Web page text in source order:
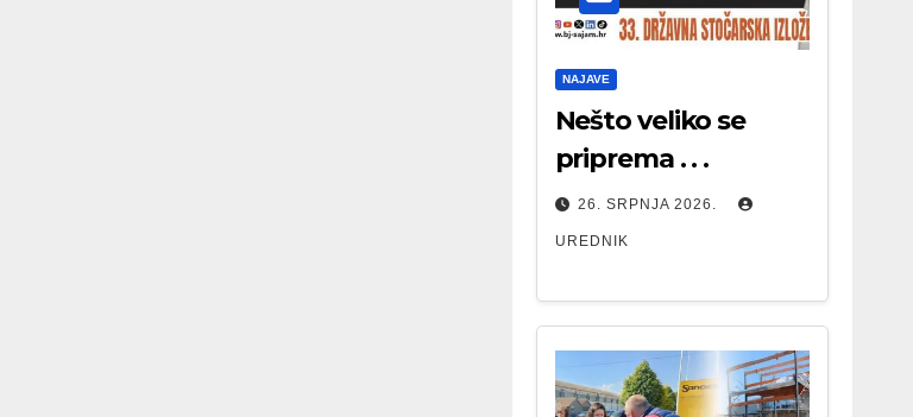
NAJAVE
Nešto veliko se
priprema . . .
26. SRPNJA 2026.
UREDNIK